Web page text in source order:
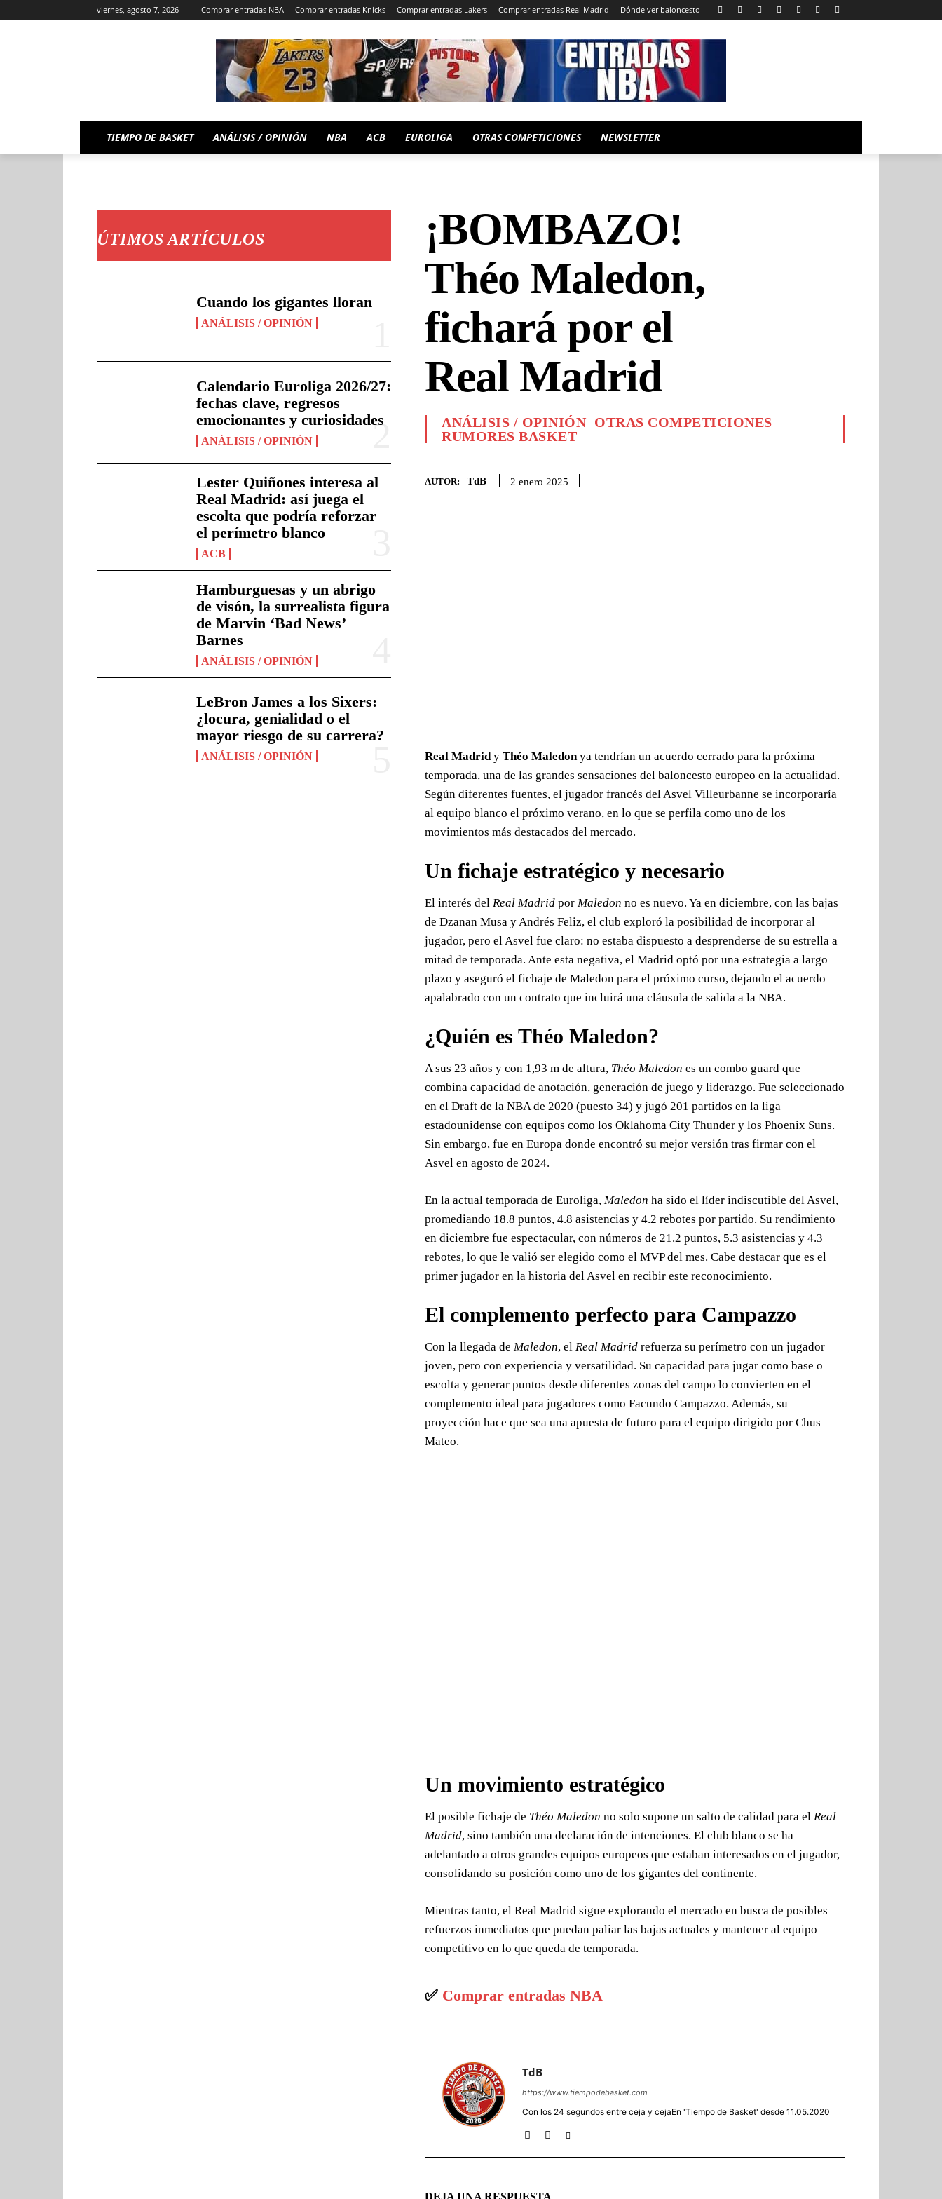
viernes, agosto 7, 2026 Comprar entradas NBA Comprar entradas Knicks Comprar entradas Lakers Comprar entradas Real Madrid Dónde ver baloncesto
TIEMPO DE BASKET ANÁLISIS / OPINIÓN NBA ACB EUROLIGA OTRAS COMPETICIONES NEWSLETTER
ÚTIMOS ARTÍCULOS
Cuando los gigantes lloran
ANÁLISIS / OPINIÓN
Calendario Euroliga 2026/27:
fechas clave, regresos
emocionantes y curiosidades
ANÁLISIS / OPINIÓN
Lester Quiñones interesa al
Real Madrid: así juega el
escolta que podría reforzar
el perímetro blanco
ACB
Hamburguesas y un abrigo
de visón, la surrealista figura
de Marvin ‘Bad News’
Barnes
ANÁLISIS / OPINIÓN
LeBron James a los Sixers:
¿locura, genialidad o el
mayor riesgo de su carrera?
ANÁLISIS / OPINIÓN
¡BOMBAZO!
Théo Maledon,
fichará por el
Real Madrid
ANÁLISIS / OPINIÓN OTRAS COMPETICIONES
RUMORES BASKET
AUTOR: TdB 2 enero 2025
Real Madrid y Théo Maledon ya tendrían un acuerdo cerrado para la próxima
temporada, una de las grandes sensaciones del baloncesto europeo en la actualidad.
Según diferentes fuentes, el jugador francés del Asvel Villeurbanne se incorporaría
al equipo blanco el próximo verano, en lo que se perfila como uno de los
movimientos más destacados del mercado.
Un fichaje estratégico y necesario
El interés del Real Madrid por Maledon no es nuevo. Ya en diciembre, con las bajas
de Dzanan Musa y Andrés Feliz, el club exploró la posibilidad de incorporar al
jugador, pero el Asvel fue claro: no estaba dispuesto a desprenderse de su estrella a
mitad de temporada. Ante esta negativa, el Madrid optó por una estrategia a largo
plazo y aseguró el fichaje de Maledon para el próximo curso, dejando el acuerdo
apalabrado con un contrato que incluirá una cláusula de salida a la NBA.
¿Quién es Théo Maledon?
A sus 23 años y con 1,93 m de altura, Théo Maledon es un combo guard que
combina capacidad de anotación, generación de juego y liderazgo. Fue seleccionado
en el Draft de la NBA de 2020 (puesto 34) y jugó 201 partidos en la liga
estadounidense con equipos como los Oklahoma City Thunder y los Phoenix Suns.
Sin embargo, fue en Europa donde encontró su mejor versión tras firmar con el
Asvel en agosto de 2024.
En la actual temporada de Euroliga, Maledon ha sido el líder indiscutible del Asvel,
promediando 18.8 puntos, 4.8 asistencias y 4.2 rebotes por partido. Su rendimiento
en diciembre fue espectacular, con números de 21.2 puntos, 5.3 asistencias y 4.3
rebotes, lo que le valió ser elegido como el MVP del mes. Cabe destacar que es el
primer jugador en la historia del Asvel en recibir este reconocimiento.
El complemento perfecto para Campazzo
Con la llegada de Maledon, el Real Madrid refuerza su perímetro con un jugador
joven, pero con experiencia y versatilidad. Su capacidad para jugar como base o
escolta y generar puntos desde diferentes zonas del campo lo convierten en el
complemento ideal para jugadores como Facundo Campazzo. Además, su
proyección hace que sea una apuesta de futuro para el equipo dirigido por Chus
Mateo.
Un movimiento estratégico
El posible fichaje de Théo Maledon no solo supone un salto de calidad para el Real
Madrid, sino también una declaración de intenciones. El club blanco se ha
adelantado a otros grandes equipos europeos que estaban interesados en el jugador,
consolidando su posición como uno de los gigantes del continente.
Mientras tanto, el Real Madrid sigue explorando el mercado en busca de posibles
refuerzos inmediatos que puedan paliar las bajas actuales y mantener al equipo
competitivo en lo que queda de temporada.
✅ Comprar entradas NBA
TdB
https://www.tiempodebasket.com
Con los 24 segundos entre ceja y cejaEn 'Tiempo de Basket' desde 11.05.2020
DEJA UNA RESPUESTA